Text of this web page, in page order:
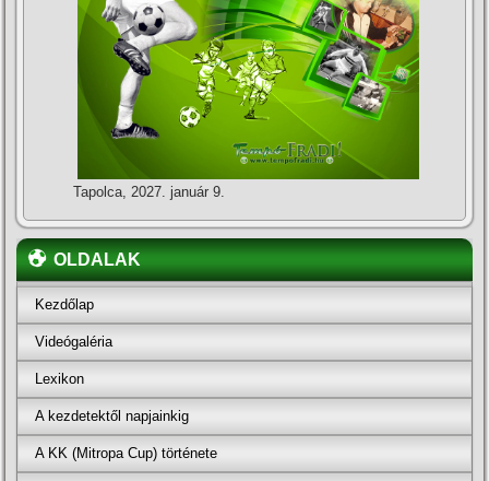
Tapolca, 2027. január 9.
OLDALAK
Kezdőlap
Videógaléria
Lexikon
A kezdetektől napjainkig
A KK (Mitropa Cup) története